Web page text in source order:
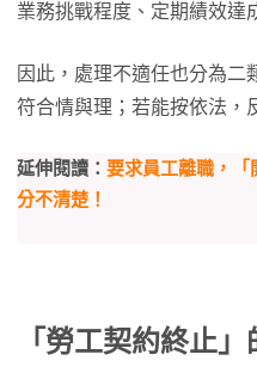
業務挑戰程度、定期績效達
因此，處理不適任也分為二
符合情與理；若能按依法，
延伸閱讀： 要求員工離職，「
分不清楚！
「勞工契約終止